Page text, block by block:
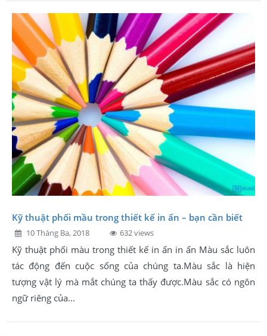
Kỹ thuật phối mầu trong thiết kế in ấn – bạn cần biết
10 Tháng Ba, 2018 632 views
Kỹ thuật phối màu trong thiết kế in ấn in ấn Màu sắc luôn
tác động đến cuộc sống của chúng ta.Màu sắc là hiện
tượng vật lý mà mắt chúng ta thấy được.Màu sắc có ngôn
ngữ riêng của...